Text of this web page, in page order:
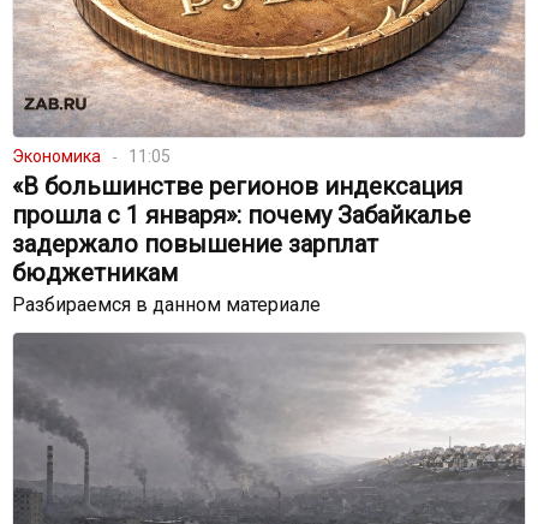
Экономика 11:05
«В большинстве регионов индексация
прошла с 1 января»: почему Забайкалье
задержало повышение зарплат
бюджетникам
Разбираемся в данном материале